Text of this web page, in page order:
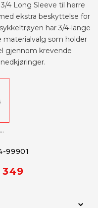
4 Long Sleeve til herre
ekstra beskyttelse for
har 3/4-lange
som holder
gjennom krevende
BLACK 820594-99901
99901